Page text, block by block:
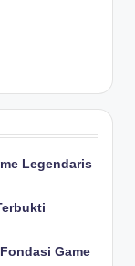
Legendaris
Game